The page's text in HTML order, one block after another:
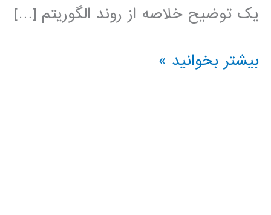
یک توضیح خلاصه از روند الگوریتم […]
Particle
(فیلتر
بیشتر بخوانید »